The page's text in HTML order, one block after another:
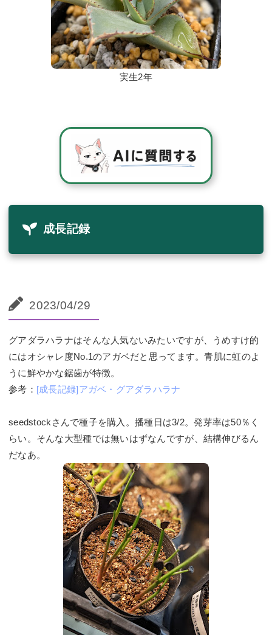
実生2年
成長記録
2023/04/29
グアダラハラナはそんな人気ないみたいですが、うめすけ的
にはオシャレ度No.1のアガベだと思ってます。青肌に虹のよ
うに鮮やかな鋸歯が特徴。
参考： [成長記録]アガベ・グアダラハラナ
seedstockさんで種子を購入。播種日は3/2。発芽率は50％く
らい。そんな大型種では無いはずなんですが、結構伸びるん
だなあ。